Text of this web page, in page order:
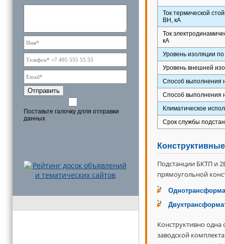
Отправить
Поставьте галочку длля отправки
данных
Ток термической
ВН, кА
Ток
кА
Уровень изоляции
Уровень внешней
Способ выполнения
Способ выполнения
Климатическое
Срок службы
Подстанции БКТП и
прямоугольной
Конструктивно одна
заводской